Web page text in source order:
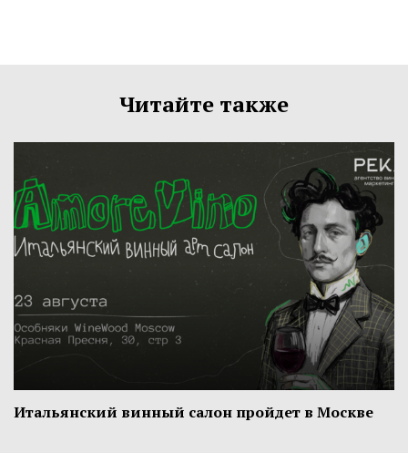
Читайте также
Итальянский винный салон пройдет в Москве